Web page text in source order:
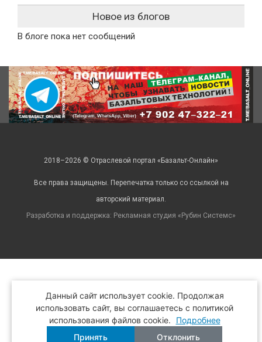
Новое из блогов
В блоге пока нет сообщений
Данный сайт использует cookie. Продолжая
использовать сайт, вы соглашаетесь с политикой
использования файлов cookie.
Подробнее
Принять
Отклонить
2018–2026 © Отраслевой портал «Базальт-Онлайн»
Все права защищены. Перепечатка только со ссылкой на
авторский материал.
Разработка и поддержка: Рекламная студия «Рубин Системс»